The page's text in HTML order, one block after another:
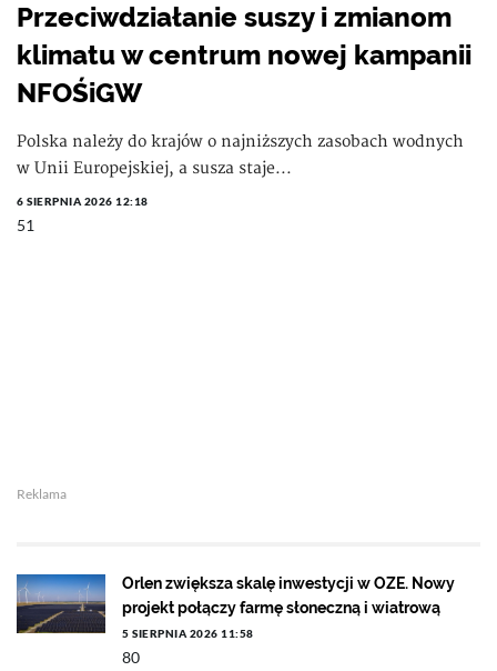
Przeciwdziałanie suszy i zmianom
klimatu w centrum nowej kampanii
NFOŚiGW
Polska należy do krajów o najniższych zasobach wodnych
w Unii Europejskiej, a susza staje...
6 SIERPNIA 2026 12:18
51
Reklama
Orlen zwiększa skalę inwestycji w OZE. Nowy
projekt połączy farmę słoneczną i wiatrową
5 SIERPNIA 2026 11:58
80